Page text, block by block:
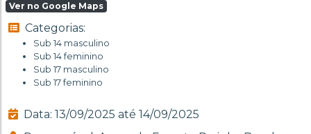
Ver no Google Maps
Categorias:
Sub 14 masculino
Sub 14 feminino
Sub 17 masculino
Sub 17 feminino
Data: 13/09/2025 até 14/09/2025